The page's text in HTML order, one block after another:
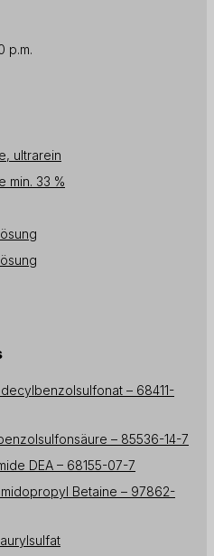
ultrarein
min. 33 %
– 68411-
– 85536-14-7
DEA – 68155-07-7
Betaine – 97862-
p.m.